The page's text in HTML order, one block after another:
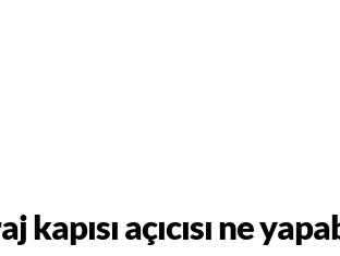
kapısı açıcısı ne